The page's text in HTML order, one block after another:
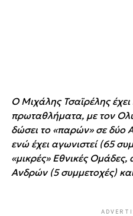
Ο Μιχάλης Τσαϊρέλης
πρωταθλήματα, με τον
δώσει το «παρών» σε δύο
ενώ έχει αγωνιστεί (65
«μικρές» Εθνικές Ομάδες,
Ανδρών (5 συμμετοχές)